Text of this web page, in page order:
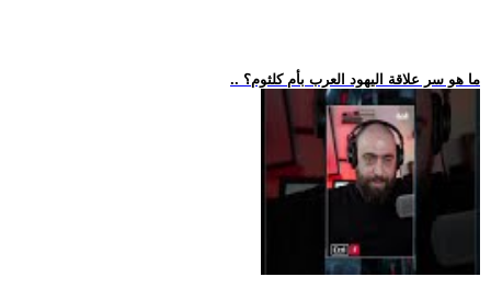
.. ما هو سر علاقة اليهود العرب بأم كلثوم؟